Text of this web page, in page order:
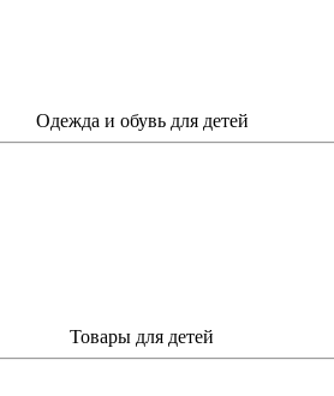
Одежда и обувь для детей
Товары для детей